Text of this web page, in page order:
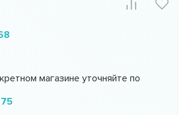
магазине уточняйте по